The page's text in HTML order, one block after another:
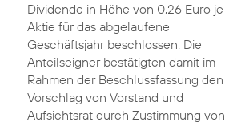
Dividende in Höhe von 0,26 Euro je
Aktie für das abgelaufene
Geschäftsjahr beschlossen. Die
Anteilseigner bestätigten damit im
Rahmen der Beschlussfassung den
Vorschlag von Vorstand und
Aufsichtsrat durch Zustimmung von